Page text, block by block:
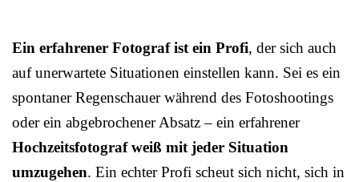
Ein erfahrener Fotograf ist ein Profi, der sich auch
auf unerwartete Situationen einstellen kann. Sei es ein
spontaner Regenschauer während des Fotoshootings
oder ein abgebrochener Absatz – ein erfahrener
Hochzeitsfotograf weiß mit jeder Situation
umzugehen. Ein echter Profi scheut sich nicht, sich in